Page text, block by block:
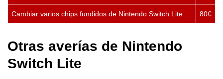
Cambiar varios chips fundidos de Nintendo Switch Lite 80€
Otras averías de Nintendo
Switch Lite